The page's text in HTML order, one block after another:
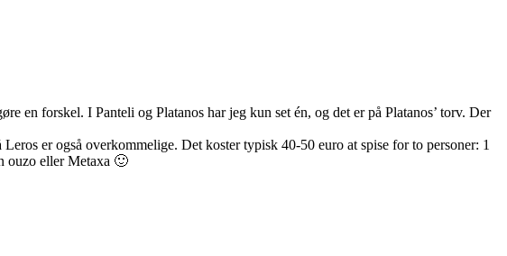
en forskel. I Panteli og Platanos har jeg kun set én, og det er på Platanos’ torv. Der
er også overkommelige. Det koster typisk 40-50 euro at spise for to personer: 1
ouzo eller Metaxa 🙂